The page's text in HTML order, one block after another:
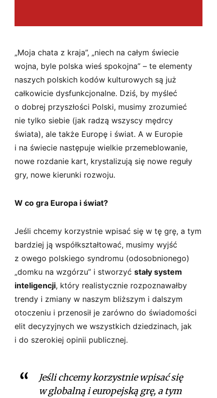
„Moja chata z kraja”, „niech na całym świecie
wojna, byle polska wieś spokojna” – te elementy
naszych polskich kodów kulturowych są już
całkowicie dysfunkcjonalne. Dziś, by myśleć
o dobrej przyszłości Polski, musimy zrozumieć
nie tylko siebie (jak radzą wszyscy mędrcy
świata), ale także Europę i świat. A w Europie
i na świecie następuje wielkie przemeblowanie,
nowe rozdanie kart, krystalizują się nowe reguły
gry, nowe kierunki rozwoju.
W co gra Europa i świat?
Jeśli chcemy korzystnie wpisać się w tę grę, a tym
bardziej ją współkształtować, musimy wyjść
z owego polskiego syndromu (odosobnionego)
„domku na wzgórzu” i stworzyć stały system
inteligencji, który realistycznie rozpoznawałby
trendy i zmiany w naszym bliższym i dalszym
otoczeniu i przenosił je zarówno do świadomości
elit decyzyjnych we wszystkich dziedzinach, jak
i do szerokiej opinii publicznej.
Jeśli chcemy korzystnie wpisać się
w globalną i europejską grę, a tym